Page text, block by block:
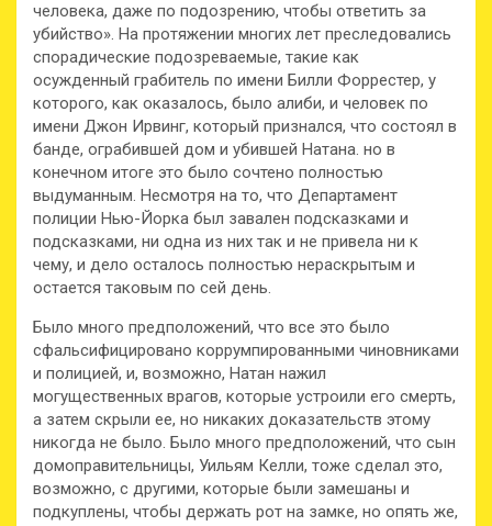
человека, даже по подозрению, чтобы ответить за
убийство». На протяжении многих лет преследовались
спорадические подозреваемые, такие как
осужденный грабитель по имени Билли Форрестер, у
которого, как оказалось, было алиби, и человек по
имени Джон Ирвинг, который признался, что состоял в
банде, ограбившей дом и убившей Натана. но в
конечном итоге это было сочтено полностью
выдуманным. Несмотря на то, что Департамент
полиции Нью-Йорка был завален подсказками и
подсказками, ни одна из них так и не привела ни к
чему, и дело осталось полностью нераскрытым и
остается таковым по сей день.
Было много предположений, что все это было
сфальсифицировано коррумпированными чиновниками
и полицией, и, возможно, Натан нажил
могущественных врагов, которые устроили его смерть,
а затем скрыли ее, но никаких доказательств этому
никогда не было. Было много предположений, что сын
домоправительницы, Уильям Келли, тоже сделал это,
возможно, с другими, которые были замешаны и
подкуплены, чтобы держать рот на замке, но опять же,